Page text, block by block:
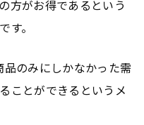
方がお得であるという
す。
のみにしかなかった需
ことができるというメ